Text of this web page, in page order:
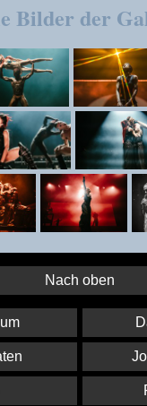
Bilder der
Nach oben